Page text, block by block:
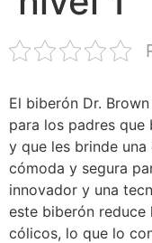
El biberón Dr.
para los padres que
y que les brinde
cómoda y segura
innovador y una
este biberón reduce
cólicos, lo que lo